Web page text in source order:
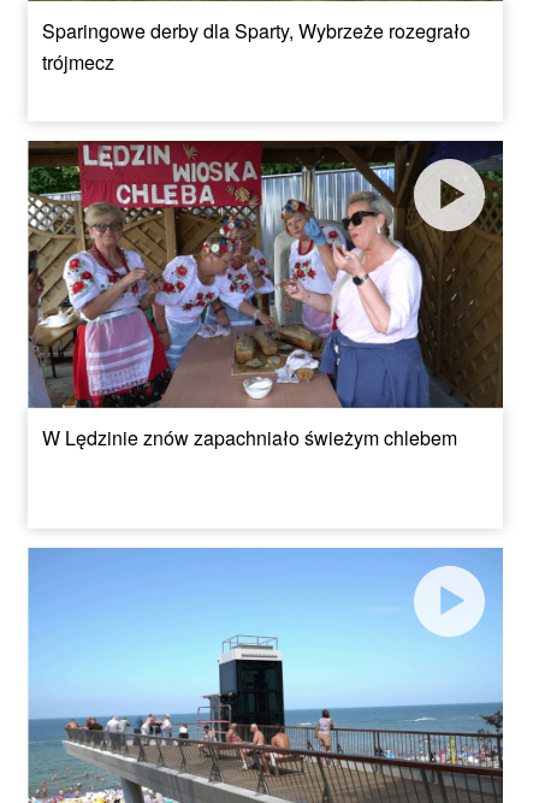
Sparingowe derby dla Sparty, Wybrzeże rozegrało
trójmecz
W Lędzinie znów zapachniało świeżym chlebem